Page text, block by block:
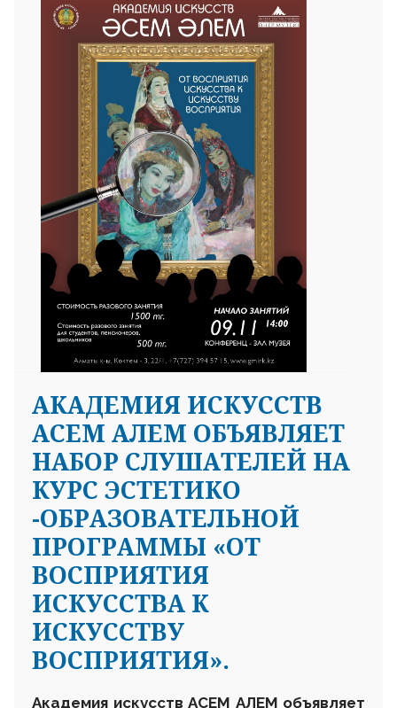
АКАДЕМИЯ ИСКУССТВ
АСЕМ АЛЕМ ОБЪЯВЛЯЕТ
НАБОР СЛУШАТЕЛЕЙ НА
КУРС ЭСТЕТИКО
-ОБРАЗОВАТЕЛЬНОЙ
ПРОГРАММЫ «ОТ
ВОСПРИЯТИЯ
ИСКУССТВА К
ИСКУССТВУ
ВОСПРИЯТИЯ».
Академия искусств АСЕМ АЛЕМ объявляет